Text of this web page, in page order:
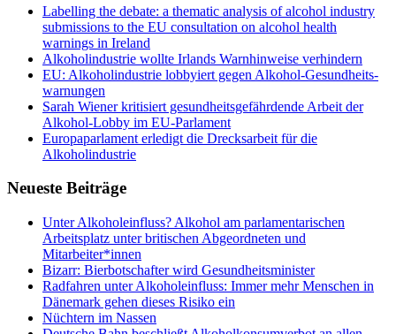
Labelling the debate: a thematic analysis of alcohol industry
submissions to the EU consultation on alcohol health
warnings in Ireland
Alkoholindustrie wollte Irlands Warnhinweise verhindern
EU: Alkoholindustrie lobbyiert gegen Alkohol-Gesund­heits­
warnungen
Sarah Wiener kritisiert gesundheitsgefährdende Arbeit der
Alkohol-Lobby im EU-Parlament
Europaparlament erledigt die Drecksarbeit für die
Alkoholindustrie
Neueste Beiträge
Unter Alkoholeinfluss? Alkohol am parlamentarischen
Arbeitsplatz unter britischen Abgeordneten und
Mitarbeiter*innen
Bizarr: Bierbotschafter wird Gesundheitsminister
Radfahren unter Alkoholeinfluss: Immer mehr Menschen in
Dänemark gehen dieses Risiko ein
Nüchtern im Nassen